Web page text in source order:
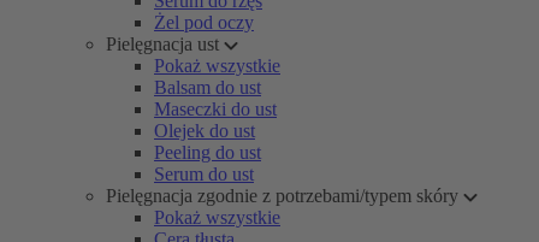
Żel pod oczy
Pielęgnacja ust
Pokaż wszystkie
Balsam do ust
Maseczki do ust
Olejek do ust
Peeling do ust
Serum do ust
Pielęgnacja zgodnie z potrzebami/typem skóry
Pokaż wszystkie